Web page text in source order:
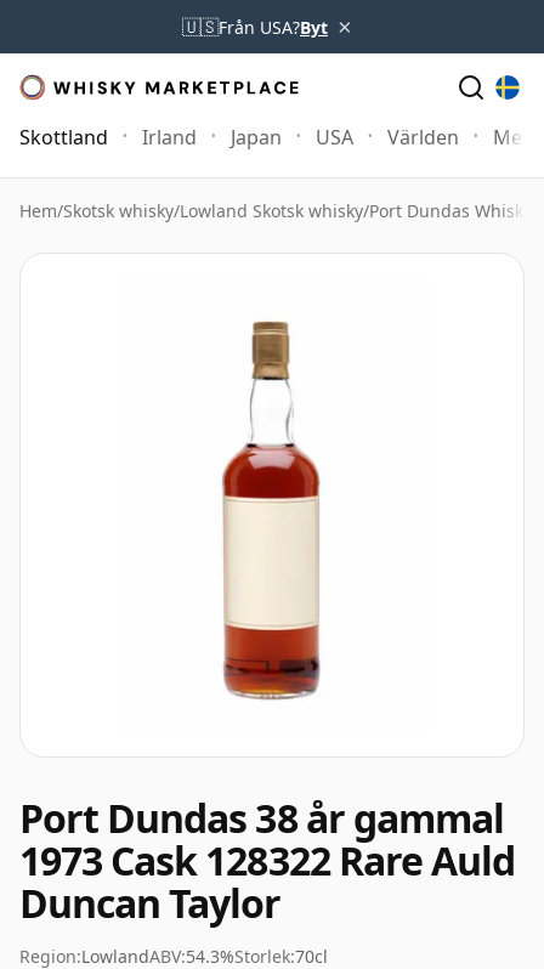
🇺🇸Från USA?Byt ×
Skottland Irland Japan USA Världen Mer
Hem/Skotsk whisky/Lowland Skotsk whisky/Port Dundas Whisky
Port Dundas 38 år gammal
1973 Cask 128322 Rare Auld
Duncan Taylor
Region:LowlandABV:54.3%Storlek:70cl